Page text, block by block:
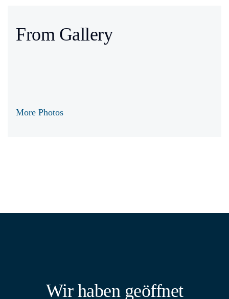
From Gallery
More Photos
Wir haben geöffnet